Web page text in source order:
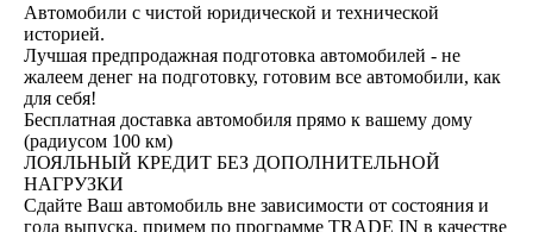
Автомобили с чистой юридической и технической
историей.
Лучшая предпродажная подготовка автомобилей - не
жалеем денег на подготовку, готовим все автомобили, как
для себя!
Бесплатная доставка автомобиля прямо к вашему дому
(радиусом 100 км)
ЛОЯЛЬНЫЙ КРЕДИТ БЕЗ ДОПОЛНИТЕЛЬНОЙ
НАГРУЗКИ
Сдайте Ваш автомобиль вне зависимости от состояния и
года выпуска, примем по программе ТRАDЕ IN в качестве